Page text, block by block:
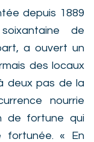
depuis 1889
de
a ouvert un
des locaux
deux pas de la
nourrie
de fortune qui
fortunée. « En